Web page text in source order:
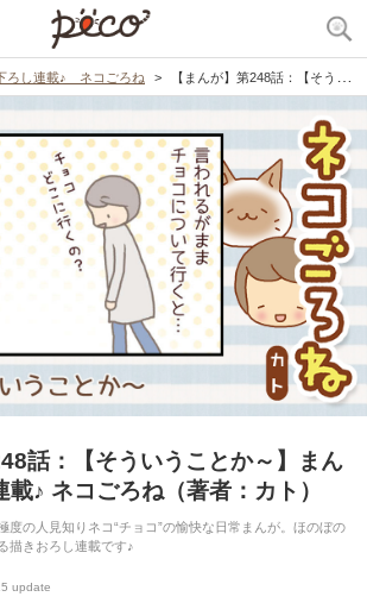
ろし連載♪ ネコごろね 【まんが】第248話：【そういうことか～】まんが描き下ろし連載♪ ネコごろね（著者：カト）
話：【そういうことか～】まん
♪ ネコごろね（著者：カト）
度の人見知りネコ“チョコ”の愉快な日常まんが。ほのぼの
描きおろし連載です♪
update